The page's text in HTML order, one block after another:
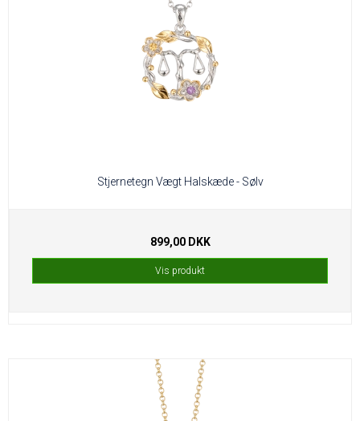
Stjernetegn Vægt Halskæde - Sølv
899,00 DKK
Vis produkt